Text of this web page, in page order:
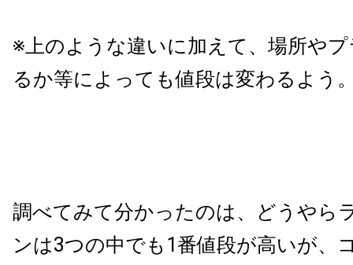
※上のような違いに加えて、場所や
るか等によっても値段は変わるよう
調べてみて分かったのは、どうやら
ンは3つの中でも1番値段が高いが、